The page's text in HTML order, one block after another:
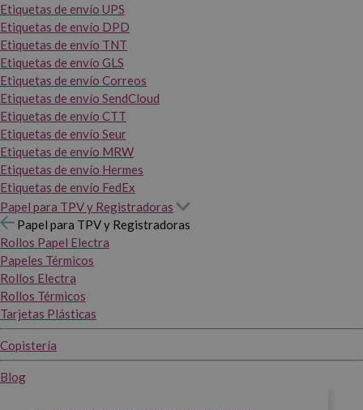
Etiquetas de envío UPS
Etiquetas de envío DPD
Etiquetas de envío TNT
Etiquetas de envío GLS
Etiquetas de envío Correos
Etiquetas de envío SendCloud
Etiquetas de envío CTT
Etiquetas de envío Seur
Etiquetas de envío MRW
Etiquetas de envío Hermes
Etiquetas de envío FedEx
Papel para TPV y Registradoras
Papel para TPV y Registradoras
Rollos Papel Electra
Papeles Térmicos
Rollos Electra
Rollos Térmicos
Tarjetas Plásticas
Copistería
Blog